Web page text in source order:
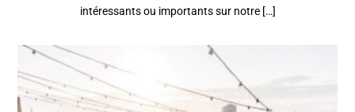
intéressants ou importants sur notre […]